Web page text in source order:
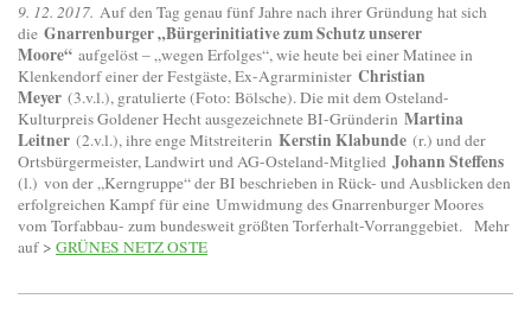
9. 12. 2017. Auf den Tag genau fünf Jahre nach ihrer Gründung hat sich
die Gnarrenburger „Bürgerinitiative zum Schutz unserer
Moore“ aufgelöst – „wegen Erfolges“, wie heute bei einer Matinee in
Klenkendorf einer der Festgäste, Ex-Agrarminister Christian
Meyer (3.v.l.), gratulierte (Foto: Bölsche). Die mit dem Osteland-
Kulturpreis Goldener Hecht ausgezeichnete BI-Gründerin Martina
Leitner (2.v.l.), ihre enge Mitstreiterin Kerstin Klabunde (r.) und der
Ortsbürgermeister, Landwirt und AG-Osteland-Mitglied Johann Steffens
(l.) von der „Kerngruppe“ der BI beschrieben in Rück- und Ausblicken den
erfolgreichen Kampf für eine Umwidmung des Gnarrenburger Moores
vom Torfabbau- zum bundesweit größten Torferhalt-Vorranggebiet. Mehr
auf > GRÜNES NETZ OSTE